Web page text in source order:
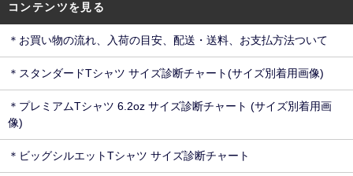
コンテンツを見る
＊お買い物の流れ、入荷の目安、配送・送料、お支払方法ついて
＊スタンダードTシャツ サイズ診断チャート(サイズ別着用画像)
＊プレミアムTシャツ 6.2oz サイズ診断チャート (サイズ別着用画
像)
＊ビッグシルエットTシャツ サイズ診断チャート